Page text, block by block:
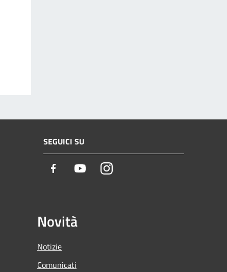
SEGUICI SU
Facebook YoutubeInstagram
Novità
Notizie
Comunicati